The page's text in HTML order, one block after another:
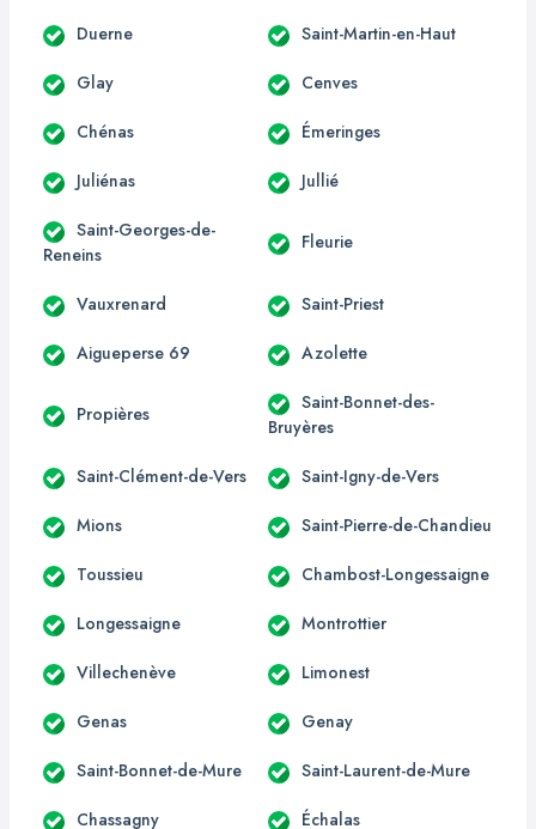
Duerne Saint-Martin-en-Haut
Glay Cenves
Chénas Émeringes
Juliénas Jullié
Saint-Georges-de-
Reneins
Fleurie
Vauxrenard Saint-Priest
Aigueperse 69 Azolette
Propières
Saint-Bonnet-des-
Bruyères
Saint-Clément-de-Vers Saint-Igny-de-Vers
Mions Saint-Pierre-de-Chandieu
Toussieu Chambost-Longessaigne
Longessaigne Montrottier
Villechenève Limonest
Genas Genay
Saint-Bonnet-de-Mure Saint-Laurent-de-Mure
Chassagny Échalas